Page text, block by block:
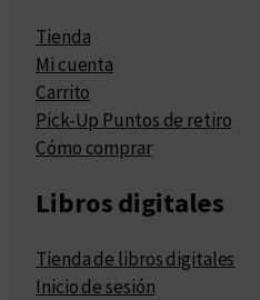
Tienda
Mi cuenta
Carrito
Pick-Up Puntos de retiro
Cómo comprar
Libros digitales
Tienda de libros digitales
Inicio de sesión